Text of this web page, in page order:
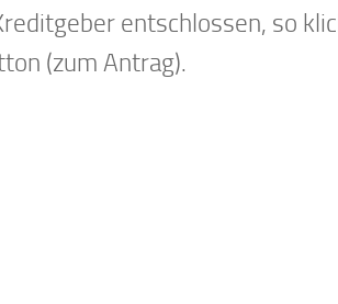
entschlossen, so
(zum Antrag).